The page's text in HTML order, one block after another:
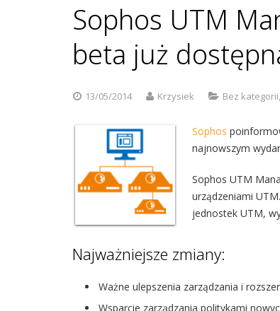
Sophos UTM
beta już
13/05/2014 Krzysiek Bez kategorii,
Sophos
najnowszym
Sophos UTM
urządzeniami
jednostek UTM,
Najważniejsze zmiany:
Ważne ulepszenia zarządzania i
Wsparcie zarządzania politykami